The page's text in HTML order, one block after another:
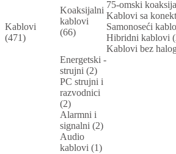
Kablovi
(471)
Koaksijalni
kablovi
(66)
75-omski
Kablovi sa
Samonoseći
Hibridni kablovi
Kablovi bez
Energetski -
strujni (2)
PC strujni i
razvodnici
(2)
Alarmni i
signalni (2)
Audio
kablovi (1)